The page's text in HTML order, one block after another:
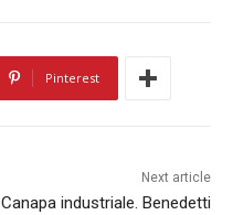
Pinterest
Next article
Canapa industriale. Benedetti